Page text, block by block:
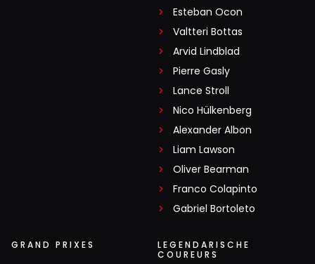
Esteban Ocon
Valtteri Bottas
Arvid Lindblad
Pierre Gasly
Lance Stroll
Nico Hülkenberg
Alexander Albon
Liam Lawson
Oliver Bearman
Franco Colapinto
Gabriel Bortoleto
GRAND PRIXES
LEGENDARISCHE
COUREURS